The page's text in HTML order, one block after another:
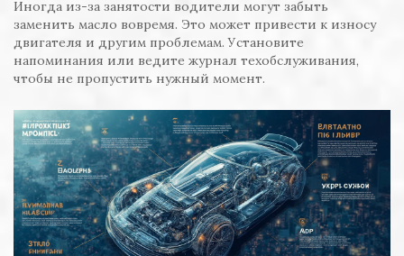
Иногда из-за занятости водители могут забыть
заменить масло вовремя. Это может привести к износу
двигателя и другим проблемам. Установите
напоминания или ведите журнал техобслуживания,
чтобы не пропустить нужный момент.